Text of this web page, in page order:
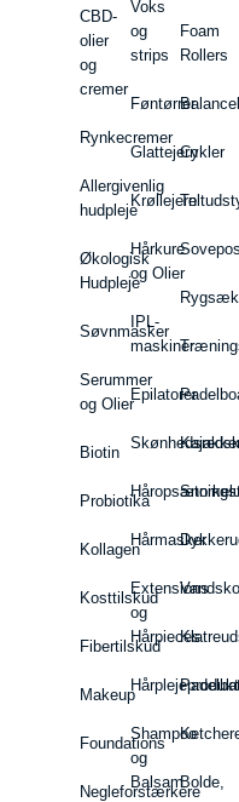
CBD-
olier
og
cremer
Rynkecremer
Allergivenlig
hudpleje
Økologisk
Hudpleje
Søvnmasker
Serummer
og Olier
Biotin
Probiotika
Kollagen
Kosttilskud
Fibertilskud
Makeup
Foundations
Negleforstærkere
Voks
og
strips
Føntørrer
Glattejern
Krøllejern
Hårkure
og Olier
IPL-
maskiner
Epilatorer
Hårmasker
Extensions
og
Hårpieces
Shampoo
og
Balsam
Foam
Rollers
Cykler
Vandsko
Bolde,